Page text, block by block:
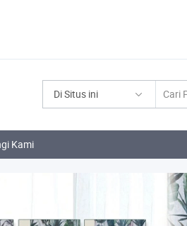
Di Situs ini
Kami